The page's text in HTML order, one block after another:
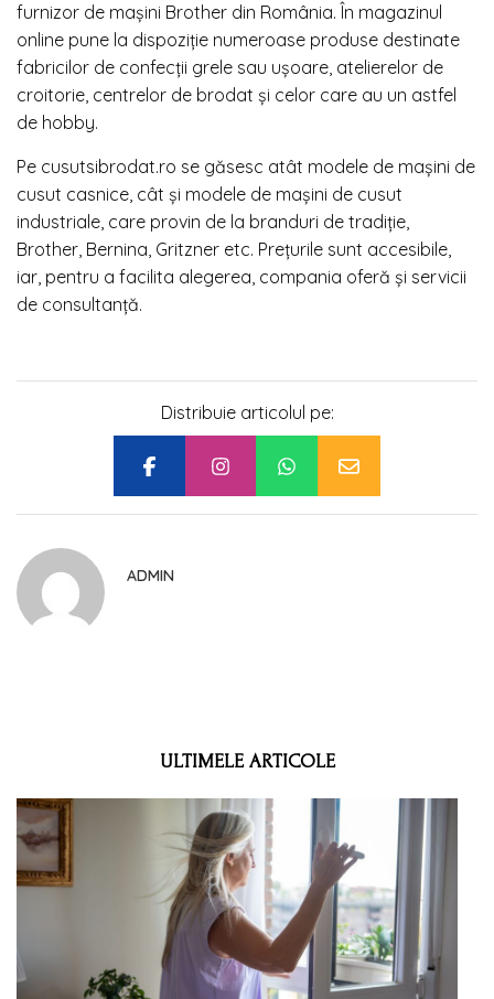
furnizor de mașini Brother din România. În magazinul
online pune la dispoziție numeroase produse destinate
fabricilor de confecții grele sau ușoare, atelierelor de
croitorie, centrelor de brodat și celor care au un astfel
de hobby.
Pe cusutsibrodat.ro se găsesc atât modele de mașini de
cusut casnice, cât și modele de mașini de cusut
industriale, care provin de la branduri de tradiție,
Brother, Bernina, Gritzner etc. Prețurile sunt accesibile,
iar, pentru a facilita alegerea, compania oferă și servicii
de consultanță.
Distribuie articolul pe:
ADMIN
ULTIMELE ARTICOLE